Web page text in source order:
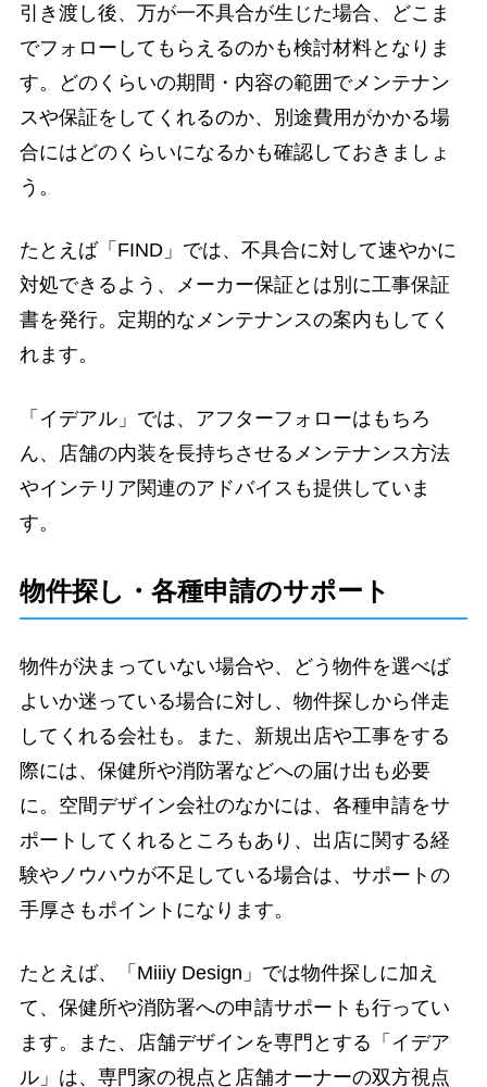
引き渡し後、万が一不具合が生じた場合、どこま
でフォローしてもらえるのかも検討材料となりま
す。どのくらいの期間・内容の範囲でメンテナン
スや保証をしてくれるのか、別途費用がかかる場
合にはどのくらいになるかも確認しておきましょ
う。
たとえば「FIND」では、不具合に対して速やかに
対処できるよう、メーカー保証とは別に工事保証
書を発行。定期的なメンテナンスの案内もしてく
れます。
「イデアル」では、アフターフォローはもちろ
ん、店舗の内装を長持ちさせるメンテナンス方法
やインテリア関連のアドバイスも提供していま
す。
物件探し・各種申請のサポート
物件が決まっていない場合や、どう物件を選べば
よいか迷っている場合に対し、物件探しから伴走
してくれる会社も。また、新規出店や工事をする
際には、保健所や消防署などへの届け出も必要
に。空間デザイン会社のなかには、各種申請をサ
ポートしてくれるところもあり、出店に関する経
験やノウハウが不足している場合は、サポートの
手厚さもポイントになります。
たとえば、「Miiiy Design」では物件探しに加え
て、保健所や消防署への申請サポートも行ってい
ます。また、店舗デザインを専門とする「イデア
ル」は、専門家の視点と店舗オーナーの双方視点